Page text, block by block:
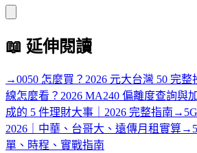
📖 延伸閱讀
→0050 怎麼買？2026 元大台灣 50 完整
線怎麼看？2026 MA240 偏離度查詢與
成的 5 件理財大事｜2026 完整指南 →
2026｜中華、台哥大、遠傳月租實算→
單、時程、實戰指南